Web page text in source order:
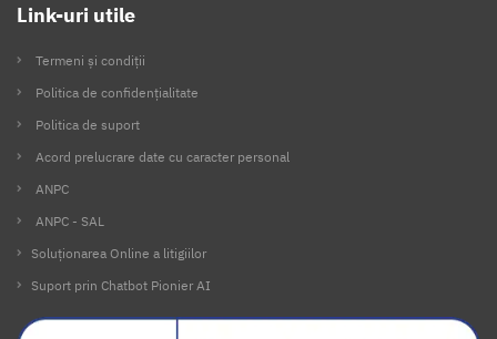
Link-uri utile
Termeni și condiții
Politica de confidențialitate
Politica de suport
Acord prelucrare date cu caracter personal
ANPC
ANPC - SAL
Soluționarea Online a litigiilor
Suport prin Chatbot Pionier AI